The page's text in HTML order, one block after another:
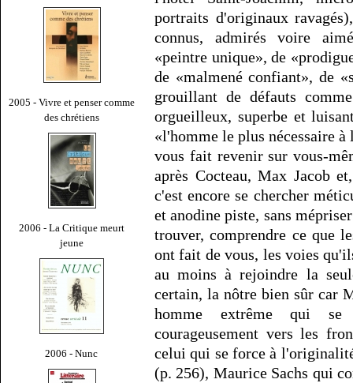
2005 - Vivre et penser comme
des chrétiens
2006 - La Critique meurt
jeune
2006 - Nunc
portraits d'originaux
connus, admirés voire
«peintre unique», de
de «malmené confiant», de
grouillant de défauts
orgueilleux, superbe et
«l'homme le plus nécessaire
vous fait revenir sur vous-
après Cocteau, Max Jacob
c'est encore se chercher
et anodine piste, sans
trouver, comprendre ce que
ont fait de vous, les voies
au moins à rejoindre la
certain, la nôtre bien sûr car
homme extrême qui se
courageusement vers les
celui qui se force à
(p. 256), Maurice Sachs qui